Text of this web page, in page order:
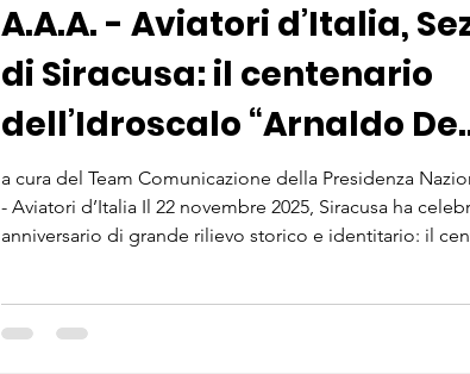
A.A.A. - Aviatori d’Italia,
di Siracusa: il centenario
dell’Idroscalo “Arnaldo De
Filippis”
a cura del Team Comunicazione della Presidenza
- Aviatori d’Italia Il 22 novembre 2025, Siracusa ha
anniversario di grande rilievo storico e identitario: il